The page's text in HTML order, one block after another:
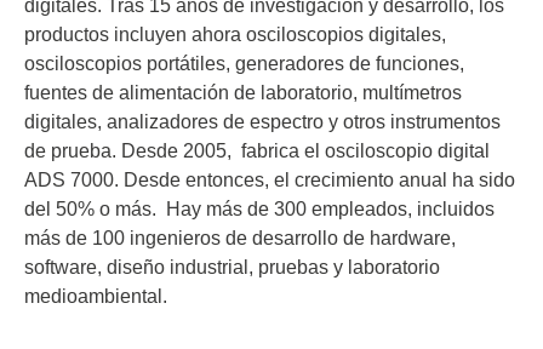
digitales. Tras 15 años de investigación y desarrollo, los
productos incluyen ahora osciloscopios digitales,
osciloscopios portátiles, generadores de funciones,
fuentes de alimentación de laboratorio, multímetros
digitales, analizadores de espectro y otros instrumentos
de prueba. Desde 2005, fabrica el osciloscopio digital
ADS 7000. Desde entonces, el crecimiento anual ha sido
del 50% o más. Hay más de 300 empleados, incluidos
más de 100 ingenieros de desarrollo de hardware,
software, diseño industrial, pruebas y laboratorio
medioambiental.